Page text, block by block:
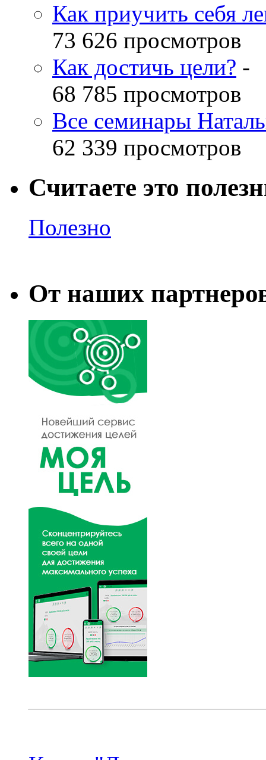
Как приучить себя
73 626 просмотров
Как достичь цели? -
68 785 просмотров
Все семинары
62 339 просмотров
Считаете это
Полезно
От наших